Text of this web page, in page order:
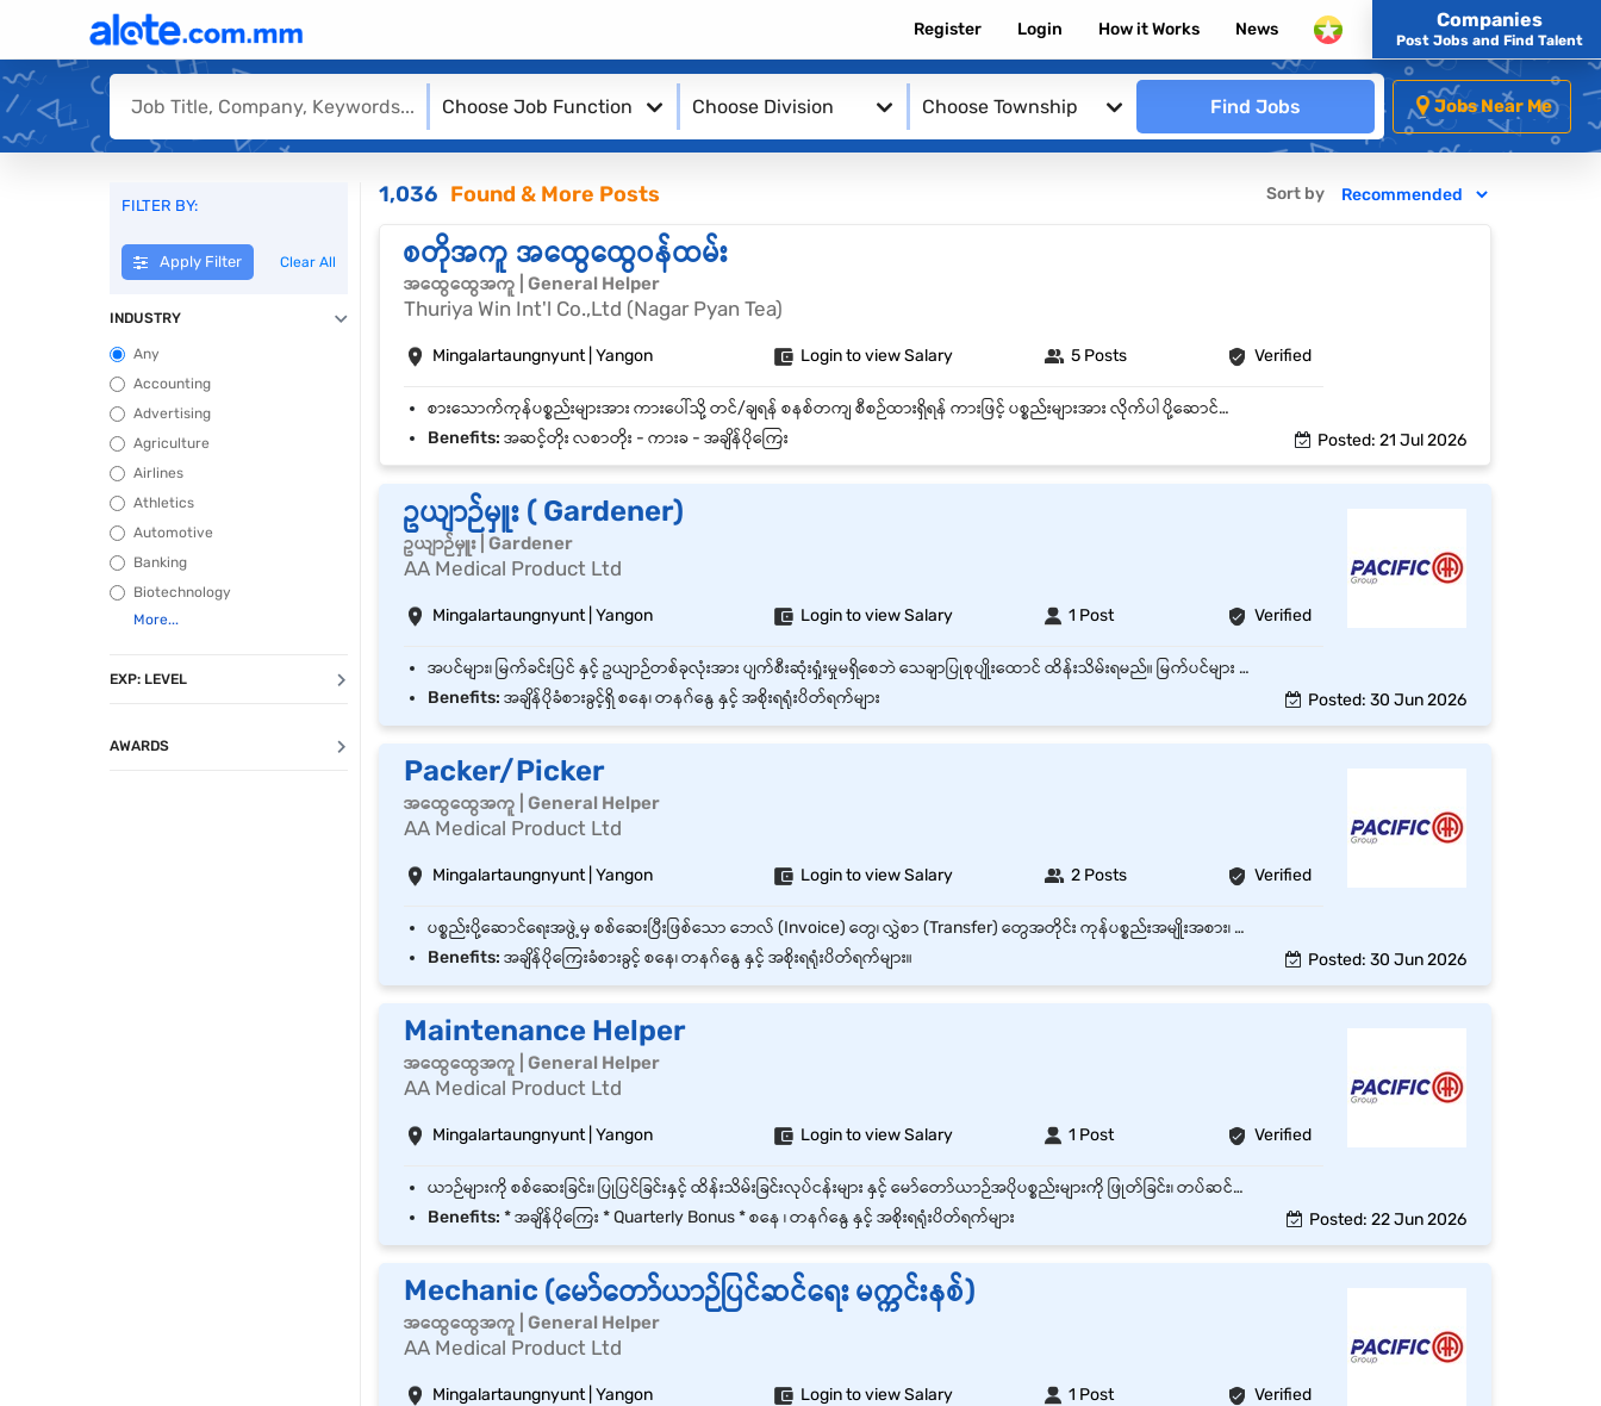
Register Login How it Works News Companies
Post Jobs and Find Talent
Choose Job Function Choose Division Choose Township Find Jobs Jobs Near Me
FILTER BY:
Apply Filter Clear All
INDUSTRY
Any
Accounting
Advertising
Agriculture
Airlines
Athletics
Automotive
Banking
Biotechnology
EXP: LEVEL
AWARDS
1,036 Found & More Posts Sort by
စတိုအကူ အထွေထွေဝန်ထမ်း
အထွေထွေအကူ | General Helper
Thuriya Win Int'l Co.,Ltd (Nagar Pyan Tea)
Mingalartaungnyunt | Yangon Login to view Salary 5 Posts Verified
စားသောက်ကုန်ပစ္စည်းများအား ကားပေါ်သို့ တင်/ချရန် စနစ်တကျ စီစဉ်ထားရှိရန် ကားဖြင့် ပစ္စည်းများအား လိုက်ပါ ပို့ဆောင်ပေးရန် လိုအပ်သော ရုံးကိစ္စများအား ဝိုင်းဝန်းဆောင်ရွက်ရန်
Benefits: အဆင့်တိုး လစာတိုး - ကားခ - အချိန်ပိုကြေး Posted: 21 Jul 2026
ဥယျာဉ်မှူး ( Gardener)
ဥယျာဉ်မှူး | Gardener
AA Medical Product Ltd
Mingalartaungnyunt | Yangon Login to view Salary 1 Post Verified
အပင်များ၊ မြက်ခင်းပြင် နှင့် ဥယျာဉ်တစ်ခုလုံးအား ပျက်စီးဆုံးရှုံးမှုမရှိစေဘဲ သေချာပြုစုပျိုးထောင် ထိန်းသိမ်းရမည်။ မြက်ပင်များ နှင့် ချုံနွယ်များကို သတ်မှတ်ထားသည့် အချိန်ဇယားအတိုင်း (သို့မဟုတ်) လိုအပ်လျှင် လိုအပ်သလို ပုံမှန်ခုတ်ထွင်ရှင်းလင်းရမည်။ အပင်များ၊ မြက်ခင်းပြင်နှင့် ဥယျာဉ်ထဲရှိ အပင်များကို ပုံမှန်ရေလောင်းပေးရမည်။ Warehouse ဝင်းတစ်ခုလုံးအား အမြဲတမ်း သန့်ရှင်းသပ်ရပ်နေအောင် ရှင်းလင်းရေးလုပ်ရမည်။ အထက်လူကြီး မှ ပေးအပ်သည့် အခြားလုပ်ငန်းခွင်တာဝန်များကို လုပ်ဆောင်ရမည်။
Benefits: အချိန်ပိုခံစားခွင့်ရှိ စနေ၊ တနဂ်နွေ နှင့် အစိုးရရုံးပိတ်ရက်များ Posted: 30 Jun 2026
Packer/Picker
အထွေထွေအကူ | General Helper
AA Medical Product Ltd
Mingalartaungnyunt | Yangon Login to view Salary 2 Posts Verified
ပစ္စည်းပို့ဆောင်ရေးအဖွဲ့မှ စစ်ဆေးပြီးဖြစ်သော ဘေလ် (Invoice) တွေ၊ လွှဲစာ (Transfer) တွေအတိုင်း ကုန်ပစ္စည်းအမျိုးအစား၊ အရေအတွက်၊ Batch/Lot နံပါတ်နဲ့ ထားရမယ့်နေရာ အတိအကျကို ကြည့်ပြီး ပစ္စည်းထုတ်ခြင်း၊ ထုတ်ပိုးခြင်းများပြုလုပ်ရမည်။ ကုမ္ပဏီရဲ့ SOP လမ်းညွှန်ချက်တွေအတိုင်း သက်တမ်းကုန်ဆုံးရက် အစောဆုံးပစ္စည်းအား အရင်ထုတ်သောစနစ် (FEFO) နှင့် ကုန်ပစ္စည်းအလှည့်ကျထုတ်သောစနစ် (Stock Rotation) ကို သေချာလိုက်နာရမယ်။ Customer များ၏ အော်ဒါတွေအတိုင်း ပစ္စည်းထုပ်ပိုးမှု အားတိကျမှန်ကန်စေရန် သေချာဂရုစိုက်ရမည်။ ကုန်ပစ္စည်းများအားပျက်စီးမှုမရှိစေဘဲ သတ်မှတ်ထားသော SOP များအတိုင်း အမျိုးအစားအလိုက် စနစ်တကျ သေသပ်စွာ ထုပ်ပိုးရမည်။ အချိန်ဇယားအတိုင်း အပူချိန် (Temperature) ကို ကိုယ်တိုင်ပုံမှန် တိုင်းတာမှတ်တမ်းတင်ရမယ်။ အအေးခန်းသုံးပစ္စည်းတွေ (Cold Chain Products) အတွက် သတ်မှတ်ထားသော ထုပ်ပိုးမှုလုပ်ထုံးလုပ်နည်းတွေကို သေချာလိုက်နာရမည်။ ပစ္စည်းများ ဘူးအထဲမှာတင် ပဲ့ကြွေပျက်စီးခြင်းမျိုး မဖြစ်စေရန် အတတ်နိုင်ဆုံး ဂရုစိုက်ရမည်။ သတ်မှတ်ထားသော ကာလအလိုက် (သို့) လိုအပ်လျင်လိုအပ်သလို ပစ္စည်းလက်ကျန်စစ်ဆေးခြင်း (Cycle Count / Stock Taking) များပြုလုပ်ရမည်။ ပိုးမွှား/အင်းဆက် နှိမ်နင်းရေး (Pest Control) လုပ်ငန်းစဉ်များအား အချိန်ဇယားအတိုင်း နေ့စဉ်မှတ်တမ်းတင်ရမယ်။ ကတ်ထူဖာ၊ တိပ် အစရှိတဲ့ ထုပ်ပိုးမှုကုန်ကြမ်းပစ္စည်းများအား စစ်ဆေး၍ လိုအပ်ပါက အချိန်နှင့် တပြေးညီမှာယူခြင်းပြုလုပ်ရမည်။ ကုန်ပစ္စည်း၊ Pallet ၊ စင် ၊ ထုပ်ပိုးတဲ့ပစ္စည်း၊ လျှောက်လမ်း၊ အမှိုက်ပုံး နှင့် အခြား သတ်မှတ်ထားသော နေရာအသီးသီးအားအမြဲတမ်း သန့်ရှင်းသပ်ရပ်နေအောင် ထားရမယ်။ ကုမ္ပဏီရဲ့ စည်းမျဉ်းစည်းကမ်းများကို လိုက်နာရမည်။ အထက်လူကြီးမှ ပေးအပ်သော အခြားလုပ်ငန်းခွင် တာဝန်များကို လုပ်ဆောင်ရမည်။ ပစ္စည်းရွေးထုတ်ခြင်း ပိုမြန်ပြီး အချိန်ကုန်သက်သာစေမည့် လမ်းကြောင်းအတိုင်း စင်အမြင့်များ နှင့် Bulk Bin တွေကနေ ပစ္စည်းတွေကို Picking Location ဆီ သွားရောက်ဖြည့်တင်းပေးရမည်။ ကုန်ပစ္စည်းများကို Batch၊ Lot၊ သက်တမ်းကုန်ရက်၊ အမျိုးအစားနဲ့ အခြေအနေ မတူရင် မတူသလို သေချာခွဲခြားထားရမည်။ အတွင်းပိုင်း ပျက်စီးဆုံးရှုံးမှုများ' အနည်းဆုံးဖြစ်အောင် ဆောင်ရွက်ရမည်။
Benefits: အချိန်ပိုကြေးခံစားခွင့် စနေ၊ တနဂ်နွေ နှင့် အစိုးရရုံးပိတ်ရက်များ။ Posted: 30 Jun 2026
Maintenance Helper
အထွေထွေအကူ | General Helper
AA Medical Product Ltd
Mingalartaungnyunt | Yangon Login to view Salary 1 Post Verified
ယာဉ်များကို စစ်ဆေးခြင်း၊ ပြုပြင်ခြင်းနှင့် ထိန်းသိမ်းခြင်းလုပ်ငန်းများ နှင့် မော်တော်ယာဉ်အပိုပစ္စည်းများကို ဖြုတ်ခြင်း၊ တပ်ဆင်ခြင်း၊ ရွှေ့ပြောင်းခြင်းနှင့် သန့်ရှင်းရေးလုပ်ခြင်းတို့ကို ကူညီပေးရမည်။ ပြုပြင်ထိန်းသိမ်းရေးဌာနရှိ ကိရိယာများနှင့် စက်ပစ္စည်းများကို စနစ်တကျ အသုံးပြုတတ်ရမည်။ ကုမ္ပဏီယာဉ်များ၏ ပြုပြင်ထိန်းသိမ်းမှုကုန်ကျစရိတ်ကို လျှော့ချနိုင်ရန်အတွက် ယာဉ်ပြဿနာများကို ကုမ္ပဏီအတွင်း၌ အတတ်နိုင်ဆုံး ဝိုင်းဝန်းကူညီဖြေရှင်းပေးရမည်။ မော်တော်ယာဉ်အမျိုးမျိုး၏ ပြုပြင်ထိန်းသိမ်းမှုနှင့် ချို့ယွင်းချက်များကို လက်တွေ့ပြသသင်ကြားပေးမှုများကိုသေချာစွာ ဂရုစိုက်လေ့လာရမည်။ ကုမ္ပဏီ၏ စည်းမျဉ်းစည်းကမ်းများကို နားလည်သဘောပေါက်ပြီး လိုက်နာရမည်။ ကုမ္ပဏီ၏ ကားဝပ်ရှော့ (Workshop) အတွင်း သပ်ရပ်သန့်ရှင်းပြီး သေချာစနစ်တကျရှိစေရန် ထိန်းသိမ်းရမည်။ အထက်လူကြီး (Supervisor) မှ ပေးအပ်သော အခြားတာဝန်များကို ထမ်းဆောင်ရမည်။
Benefits: * အချိန်ပိုကြေး * Quarterly Bonus * စနေ ၊ တနဂ်နွေ နှင့် အစိုးရရုံးပိတ်ရက်များ Posted: 22 Jun 2026
Mechanic (မော်တော်ယာဉ်ပြင်ဆင်ရေး မက္ကင်းနစ်)
အထွေထွေအကူ | General Helper
AA Medical Product Ltd
Mingalartaungnyunt | Yangon Login to view Salary 1 Post Verified